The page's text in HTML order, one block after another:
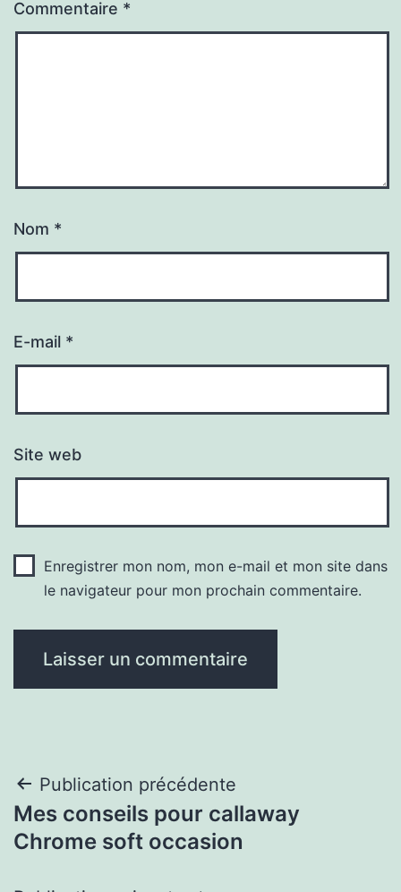
Commentaire *
Nom *
E-mail *
Site web
Enregistrer mon nom, mon e-mail et mon site dans
le navigateur pour mon prochain commentaire.
Navigation
de
Publication précédente
Mes conseils pour callaway
Chrome soft occasion